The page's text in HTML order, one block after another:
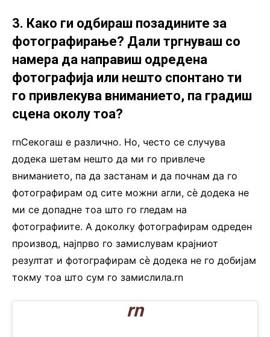
3. Како ги одбираш позадините за
фотографирање? Дали тргнуваш со
намера да направиш одредена
фотографија или нешто спонтано ти
го привлекува вниманието, па градиш
сцена околу тоа?
rnСекогаш е различно. Но, често се случува
додека шетам нешто да ми го привлече
вниманието, па да застанам и да почнам да го
фотографирам од сите можни агли, сè додека не
ми се допадне тоа што го гледам на
фотографиите. А доколку фотографирам одреден
производ, најпрво го замислувам крајниот
резултат и фотографирам сè додека не го добијам
токму тоа што сум го замислила.rn
rn